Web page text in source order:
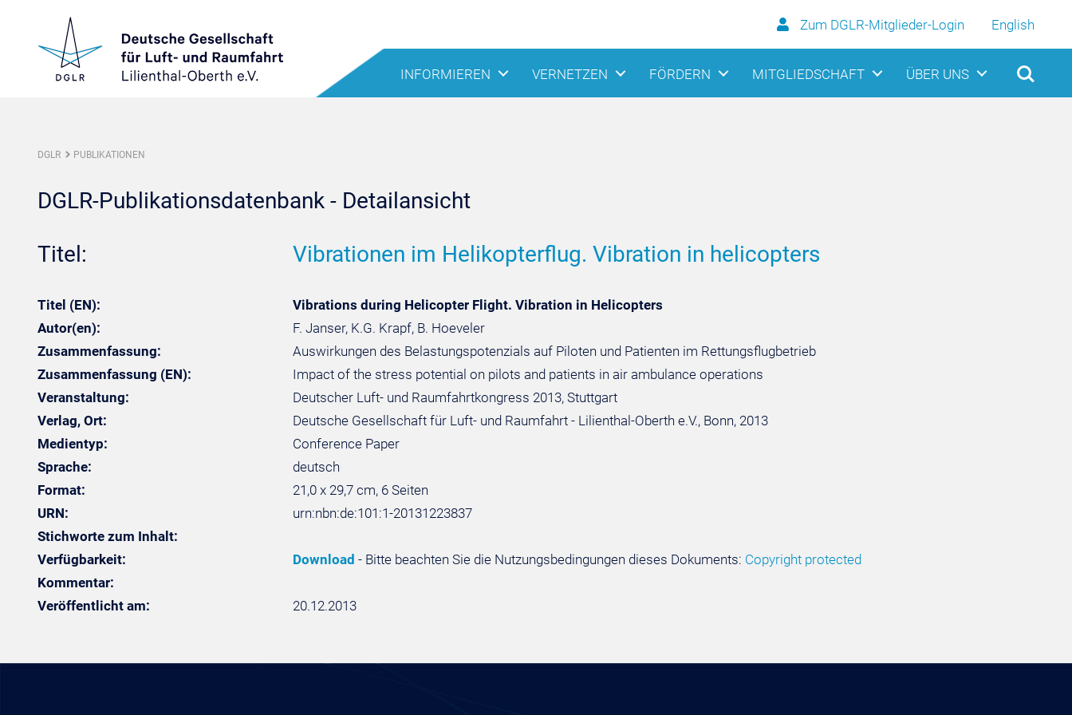
Zum DGLR-Mitglieder-Login English
INFORMIEREN VERNETZEN FÖRDERN MITGLIEDSCHAFT ÜBER UNS
DGLR PUBLIKATIONEN
DGLR-Publikationsdatenbank - Detailansicht
Titel: Vibrationen im Helikopterflug. Vibration in helicopters
Titel (EN):
Vibrations during Helicopter Flight. Vibration in Helicopters
Autor(en):
F. Janser, K.G. Krapf, B. Hoeveler
Zusammenfassung:
Auswirkungen des Belastungspotenzials auf Piloten und Patienten im Rettungsflugbetrieb
Zusammenfassung (EN):
Impact of the stress potential on pilots and patients in air ambulance operations
Veranstaltung:
Deutscher Luft- und Raumfahrtkongress 2013, Stuttgart
Verlag, Ort:
Deutsche Gesellschaft für Luft- und Raumfahrt - Lilienthal-Oberth e.V., Bonn, 2013
Medientyp:
Conference Paper
Sprache:
deutsch
Format:
21,0 x 29,7 cm, 6 Seiten
URN:
urn:nbn:de:101:1-20131223837
Stichworte zum Inhalt:
Verfügbarkeit:
Download - Bitte beachten Sie die Nutzungsbedingungen dieses Dokuments: Copyright protected
Kommentar:
Veröffentlicht am:
20.12.2013